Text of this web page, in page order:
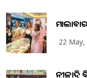
22 May,
ନୀଳାଦ୍ରି